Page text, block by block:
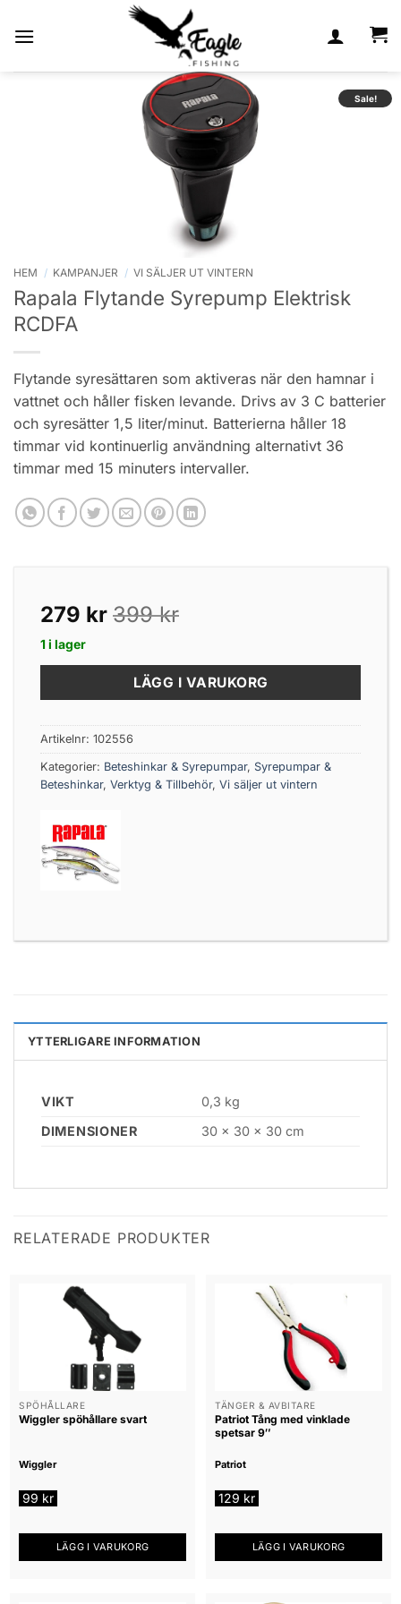
Sale!
HEM / KAMPANJER / VI SÄLJER UT VINTERN
Rapala Flytande Syrepump Elektrisk
RCDFA
Flytande syresättaren som aktiveras när den hamnar i
vattnet och håller fisken levande. Drivs av 3 C batterier
och syresätter 1,5 liter/minut. Batterierna håller 18
timmar vid kontinuerlig användning alternativt 36
timmar med 15 minuters intervaller.
279 kr 399kr
1 i lager
LÄGG I VARUKORG
Artikelnr: 102556
Kategorier: Beteshinkar & Syrepumpar, Syrepumpar &
Beteshinkar, Verktyg & Tillbehör, Vi säljer ut vintern
YTTERLIGARE INFORMATION
VIKT
0,3 kg
DIMENSIONER
30 × 30 × 30 cm
RELATERADE PRODUKTER
SPÖHÅLLARE
Wiggler spöhållare svart
Wiggler
99 kr
LÄGG I VARUKORG
TÄNGER & AVBITARE
Patriot Tång med vinklade
spetsar 9″
Patriot
129 kr
LÄGG I VARUKORG